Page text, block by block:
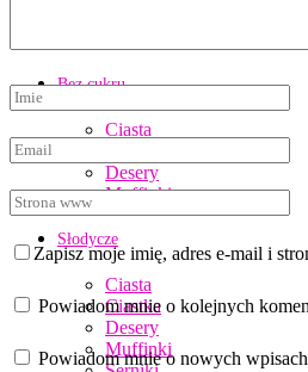
Bez cukru
Ciasta
Desery
Muffinki
Słodycze
Ciasta
Ciastka
Desery
Muffinki
Zapisz moje imię, adres e-mail i
Powiadom mnie o kolejnych
Powiadom mnie o nowych